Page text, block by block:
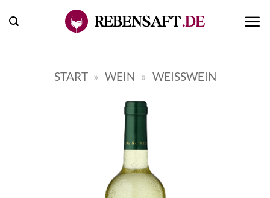
Inhalt
START » WEIN » WEISSWEIN